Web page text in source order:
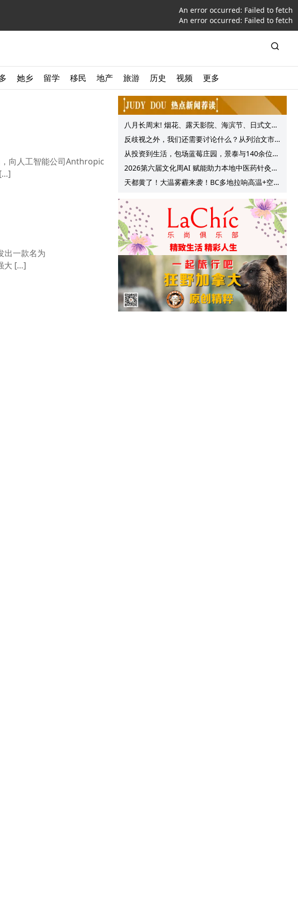
An error occurred: Failed to fetch
An error occurred: Failed to fetch
她乡 留学 移民 地产 旅游 历史 视频 更多
，向人工智能公司Anthropic
出一款名为
大 […]
八月长周末! 烟花、露天影院、海滨节、日式文化
节庆, 大温哥华各种精彩活动上线!
反歧视之外，我们还需要讨论什么？从列治文市
议会一项动议谈起
从投资到生活，包场蓝莓庄园，景泰与140余位客
户共享夏日”莓”好时光
2026第六届文化周AI 赋能助力本地中医药针灸服
务提质升级
天都黄了！大温雾霾来袭！BC多地拉响高温+空气